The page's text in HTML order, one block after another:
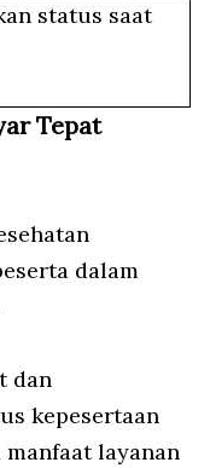
status saat
Tepat
dalam
dan
kepesertaan
layanan